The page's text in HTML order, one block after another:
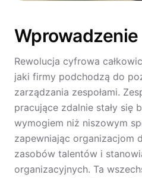
Wprowadzenie
Rewolucja cyfrowa
jaki firmy podchodzą do
zarządzania zespołami.
pracujące zdalnie stały się
wymogiem niż niszowym
zapewniając organizacjom
zasobów talentów i
organizacyjnych. Ta